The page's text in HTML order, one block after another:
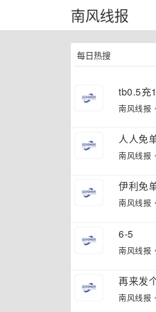
南风线报
每日热搜
tb0.5充
南风线报
人人免
南风线报
伊利免
南风线报
6-5
南风线报
再来发
南风线报